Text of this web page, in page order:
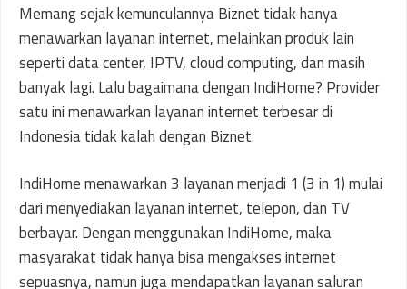
Memang sejak kemunculannya Biznet tidak hanya
menawarkan layanan internet, melainkan produk lain
seperti data center, IPTV, cloud computing, dan masih
banyak lagi. Lalu bagaimana dengan IndiHome? Provider
satu ini menawarkan layanan internet terbesar di
Indonesia tidak kalah dengan Biznet.
IndiHome menawarkan 3 layanan menjadi 1 (3 in 1) mulai
dari menyediakan layanan internet, telepon, dan TV
berbayar. Dengan menggunakan IndiHome, maka
masyarakat tidak hanya bisa mengakses internet
sepuasnya, namun juga mendapatkan layanan saluran